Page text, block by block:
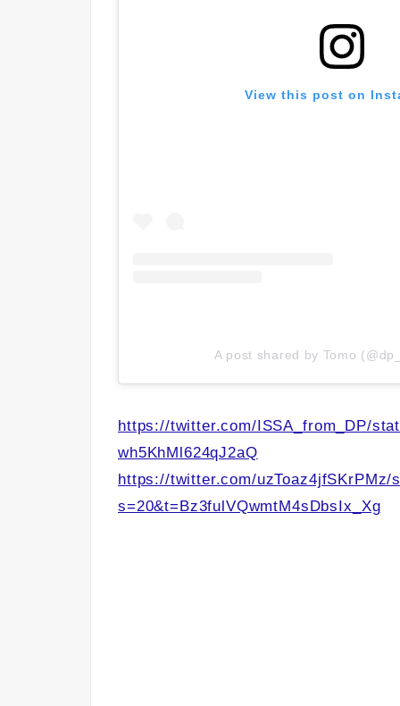
View this post on
A post shared by Tomo
https://twitter.com/ISSA_from_DP/
wh5KhMl624qJ2aQ
https://twitter.com/uzToaz4jfSKrPMz/
s=20&t=Bz3fulVQwmtM4sDbsIx_Xg